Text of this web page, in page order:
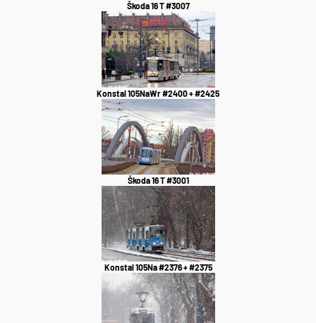
Škoda 16 T #3007
Konstal 105NaWr #2400 + #2425
Škoda 16 T #3001
Konstal 105Na #2376 + #2375